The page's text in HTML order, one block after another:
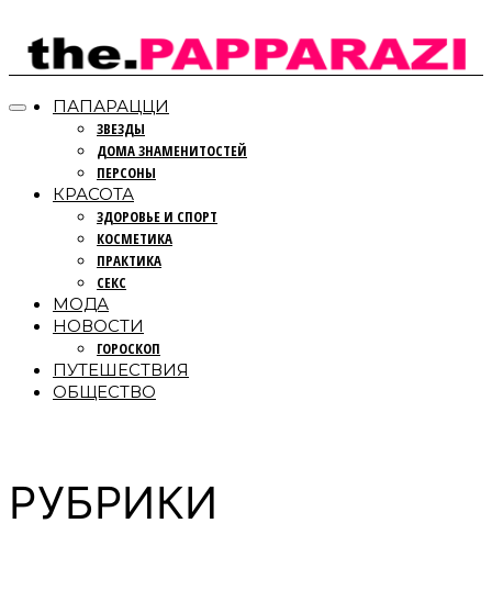
ПАПАРАЦЦИ
ЗВЕЗДЫ
ДОМА ЗНАМЕНИТОСТЕЙ
ПЕРСОНЫ
КРАСОТА
ЗДОРОВЬЕ И СПОРТ
КОСМЕТИКА
ПРАКТИКА
СЕКС
МОДА
НОВОСТИ
ГОРОСКОП
ПУТЕШЕСТВИЯ
ОБЩЕСТВО
РУБРИКИ